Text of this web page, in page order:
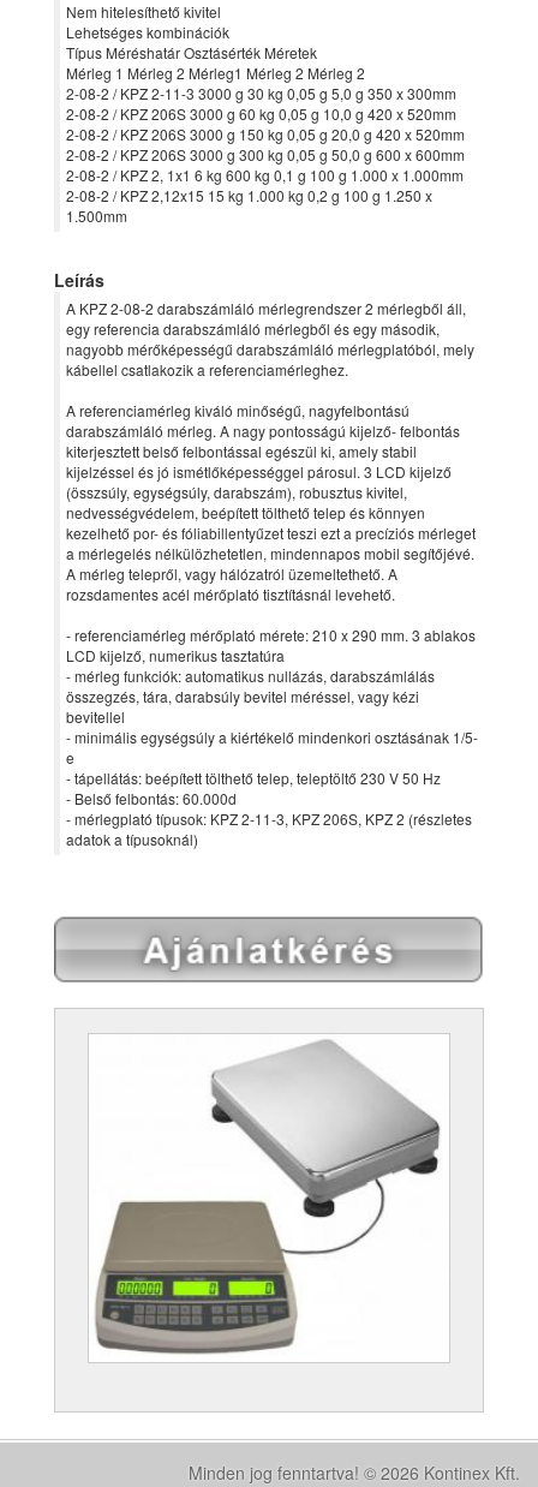
Nem hitelesíthető kivitel
Lehetséges kombinációk
Típus Méréshatár Osztásérték Méretek
Mérleg 1 Mérleg 2 Mérleg1 Mérleg 2 Mérleg 2
2-08-2 / KPZ 2-11-3 3000 g 30 kg 0,05 g 5,0 g 350 x 300mm
2-08-2 / KPZ 206S 3000 g 60 kg 0,05 g 10,0 g 420 x 520mm
2-08-2 / KPZ 206S 3000 g 150 kg 0,05 g 20,0 g 420 x 520mm
2-08-2 / KPZ 206S 3000 g 300 kg 0,05 g 50,0 g 600 x 600mm
2-08-2 / KPZ 2, 1x1 6 kg 600 kg 0,1 g 100 g 1.000 x 1.000mm
2-08-2 / KPZ 2,12x15 15 kg 1.000 kg 0,2 g 100 g 1.250 x
1.500mm
Leírás
A KPZ 2-08-2 darabszámláló mérlegrendszer 2 mérlegből áll,
egy referencia darabszámláló mérlegből és egy második,
nagyobb mérőképességű darabszámláló mérlegplatóból, mely
kábellel csatlakozik a referenciamérleghez.
A referenciamérleg kiváló minőségű, nagyfelbontású
darabszámláló mérleg. A nagy pontosságú kijelző- felbontás
kiterjesztett belső felbontással egészül ki, amely stabil
kijelzéssel és jó ismétlőképességgel párosul. 3 LCD kijelző
(összsúly, egységsúly, darabszám), robusztus kivitel,
nedvességvédelem, beépített tölthető telep és könnyen
kezelhető por- és fóliabillentyűzet teszi ezt a precíziós mérleget
a mérlegelés nélkülözhetetlen, mindennapos mobil segítőjévé.
A mérleg telepről, vagy hálózatról üzemeltethető. A
rozsdamentes acél mérőplató tisztításnál levehető.
- referenciamérleg mérőplató mérete: 210 x 290 mm. 3 ablakos
LCD kijelző, numerikus tasztatúra
- mérleg funkciók: automatikus nullázás, darabszámlálás
összegzés, tára, darabsúly bevitel méréssel, vagy kézi
bevitellel
- minimális egységsúly a kiértékelő mindenkori osztásának 1/5-
e
- tápellátás: beépített tölthető telep, teleptöltő 230 V 50 Hz
- Belső felbontás: 60.000d
- mérlegplató típusok: KPZ 2-11-3, KPZ 206S, KPZ 2 (részletes
adatok a típusoknál)
Minden jog fenntartva! © 2026 Kontinex Kft.